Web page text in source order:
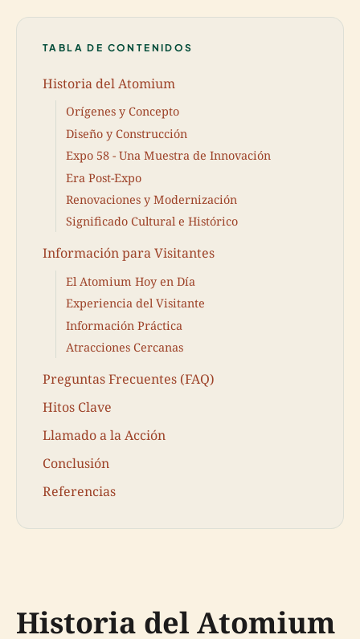
TABLA DE CONTENIDOS
Historia del Atomium
Orígenes y Concepto
Diseño y Construcción
Expo 58 - Una Muestra de Innovación
Era Post-Expo
Renovaciones y Modernización
Significado Cultural e Histórico
Información para Visitantes
El Atomium Hoy en Día
Experiencia del Visitante
Información Práctica
Atracciones Cercanas
Preguntas Frecuentes (FAQ)
Hitos Clave
Llamado a la Acción
Conclusión
Referencias
Historia del Atomium